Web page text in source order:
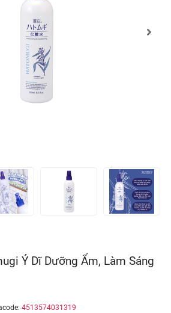
Ý Dĩ Dưỡng Ẩm, Làm Sáng
4513574031319